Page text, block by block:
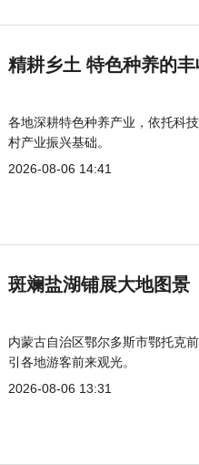
精耕乡土 特色种养的
各地深耕特色种养产业，依托科
村产业振兴基础。
2026-08-06 14:41
斑斓盐湖铺展大地图景
内蒙古自治区鄂尔多斯市鄂托克
引各地游客前来观光。
2026-08-06 13:31